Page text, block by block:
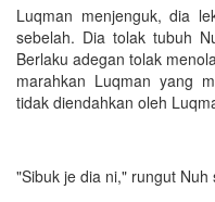
Luqman menjenguk, dia
sebelah. Dia tolak tubuh
Berlaku adegan tolak
marahkan Luqman yang
tidak diendahkan oleh
"Sibuk je dia ni," rungut